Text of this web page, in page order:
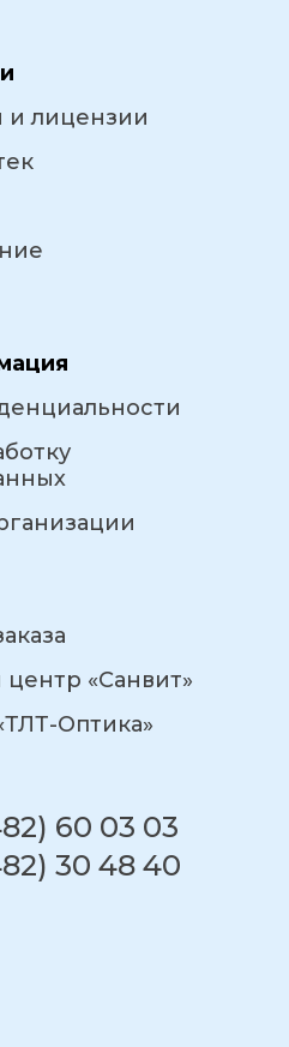
и лицензии
«Санвит»
Оптика»
60 03 03
30 48 40